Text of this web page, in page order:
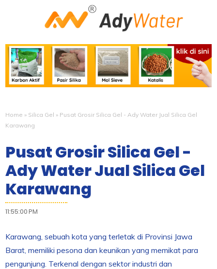
Home » Silica Gel » Pusat Grosir Silica Gel - Ady Water Jual Silica Gel
Karawang
Pusat Grosir Silica Gel -
Ady Water Jual Silica Gel
Karawang
11:55:00 PM
Karawang, sebuah kota yang terletak di Provinsi Jawa
Barat, memiliki pesona dan keunikan yang memikat para
pengunjung. Terkenal dengan sektor industri dan